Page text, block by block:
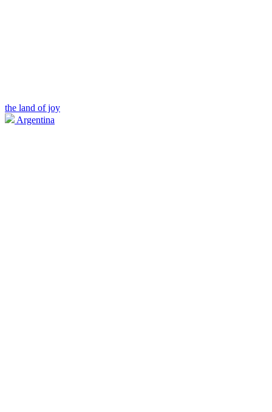
the land of joy
Argentina